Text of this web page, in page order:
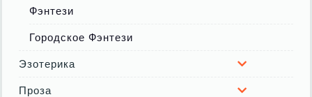
Фэнтези
Городское Фэнтези
Эзотерика
Проза